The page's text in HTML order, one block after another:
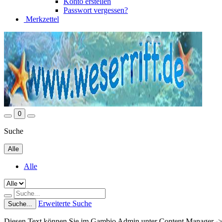
Passwort vergessen?
Merkzettel
0
Suche
Alle
Alle
Suche... Erweiterte Suche